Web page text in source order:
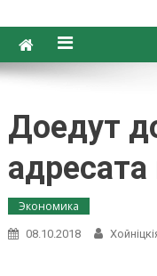
Хойники.
Новости
Доедут
адресата
Экономика
08.10.2018